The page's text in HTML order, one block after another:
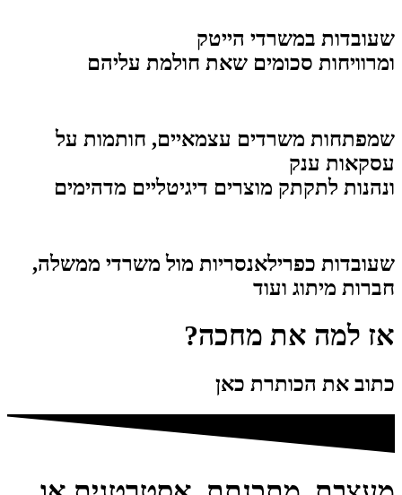
שעובדות במשרדי הייטק
ומרוויחות סכומים שאת חולמת עליהם
שמפתחות משרדים עצמאיים, חותמות על
עסקאות ענק
ונהנות לתקתק מוצרים דיגיטליים מדהימים
שעובדות כפרילאנסריות מול משרדי ממשלה,
חברות מיתוג ועוד
אז למה את מחכה?
כתוב את הכותרת כאן